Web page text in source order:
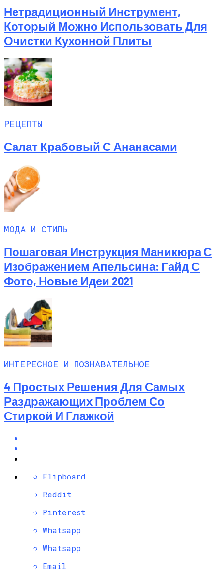
Нетрадиционный Инструмент,
Который Можно Использовать Для
Очистки Кухонной Плиты
РЕЦЕПТЫ
Салат Крабовый С Ананасами
МОДА И СТИЛЬ
Пошаговая Инструкция Маникюра С
Изображением Апельсина: Гайд С
Фото, Новые Идеи 2021
ИНТЕРЕСНОЕ И ПОЗНАВАТЕЛЬНОЕ
4 Простых Решения Для Самых
Раздражающих Проблем Со
Стиркой И Глажкой
Flipboard
Reddit
Pinterest
Whatsapp
Whatsapp
Email